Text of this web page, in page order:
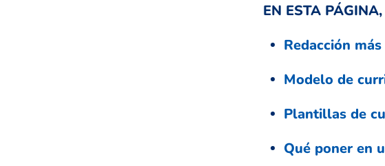
EN ESTA
Redacción
Modelo de
Plantillas de
Qué poner en